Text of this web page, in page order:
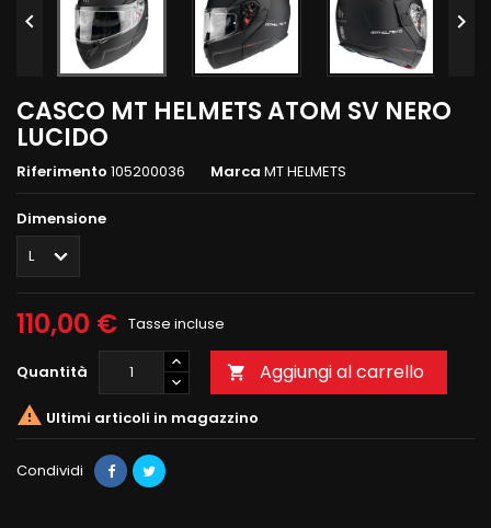
 
CASCO MT HELMETS ATOM SV NERO
LUCIDO
Riferimento 105200036 Marca MT HELMETS
Dimensione
110,00 € Tasse incluse
Quantità  Aggiungi al carrello
 Ultimi articoli in magazzino
Condividi